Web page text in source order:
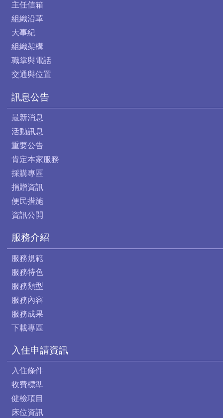
主任信箱
組織沿革
大事紀
組織架構
職掌與電話
交通與位置
訊息公告
最新消息
活動訊息
重要公告
肯定本家服務
採購專區
捐贈資訊
便民措施
資訊公開
服務介紹
服務規範
服務特色
服務類型
服務內容
服務成果
下載專區
入住申請資訊
入住條件
收費標準
健檢項目
床位資訊